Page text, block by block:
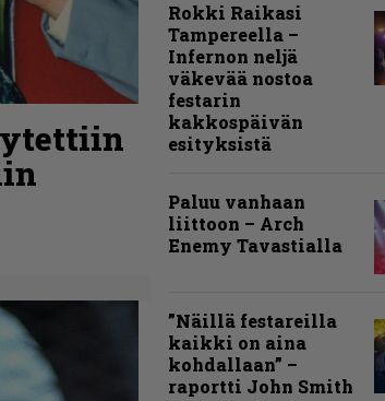
Rokki Raikasi
Tampereella –
Infernon neljä
väkevää nostoa
festarin
kakkospäivän
esityksistä
Paluu vanhaan
liittoon – Arch
Enemy Tavastialla
”Näillä festareilla
kaikki on aina
kohdallaan” –
raportti John Smith